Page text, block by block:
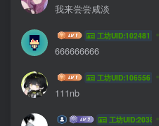
我来尝尝咸淡
hhyzft 工坊UID:102481
666666666
yanyu778工坊UID:106556
111nb
飞翔的菜鸟 工坊UID:20385